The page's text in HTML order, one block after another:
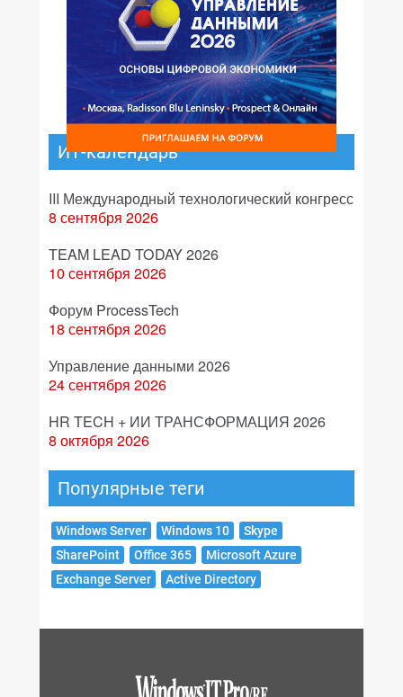
ИТ-календарь
III Международный технологический конгресс
8 сентября 2026
TEAM LEAD TODAY 2026
10 сентября 2026
Форум ProcessTech
18 сентября 2026
Управление данными 2026
24 сентября 2026
HR TECH + ИИ ТРАНСФОРМАЦИЯ 2026
8 октября 2026
Популярные теги
Windows Server Windows 10
Skype
SharePoint
Office 365
Microsoft Azure
Exchange Server
Active Directory